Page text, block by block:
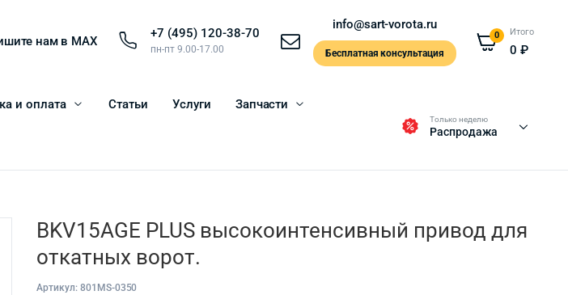
нам в MAX
+7 (495) 120-38-70
пн-пт 9.00-17.00
info@sart-vorota.ru
Бесплатная консультация
0 Итого
0₽
и оплата Статьи Услуги Запчасти
Только неделю
Распродажа
BKV15AGE PLUS высокоинтенсивный привод для
откатных ворот.
Артикул: 801MS-0350